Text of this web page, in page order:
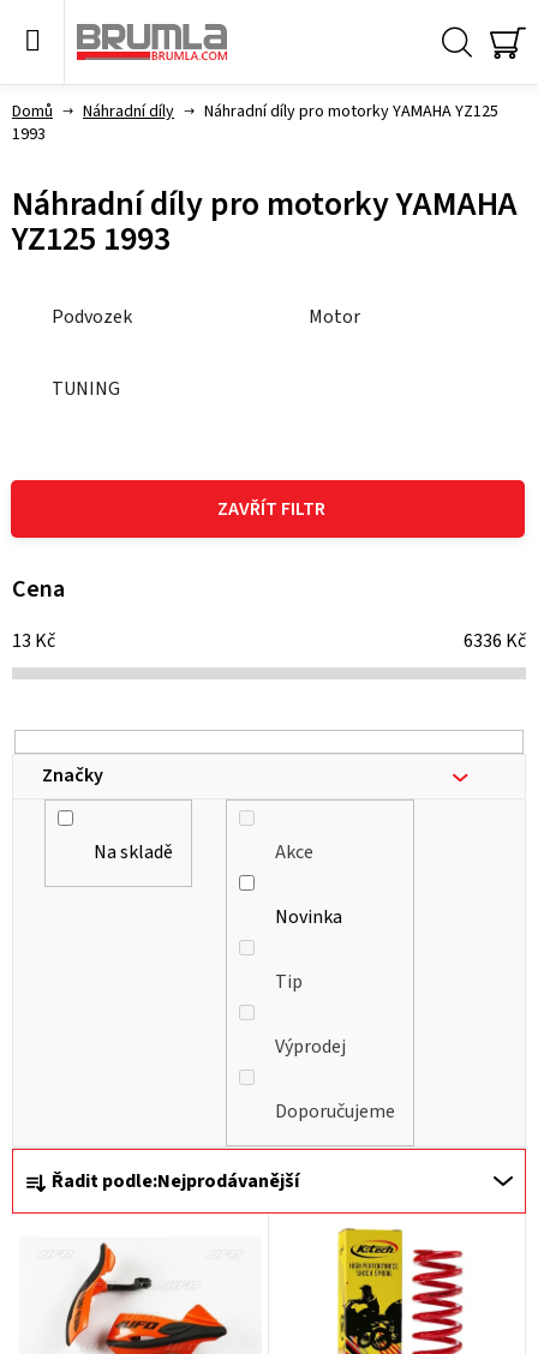
Domů Náhradní díly
Náhradní díly pro motorky YAMAHA YZ125
1993
Náhradní díly pro motorky YAMAHA
YZ125 1993
Podvozek Motor
TUNING
Ř
a
Řadit podle:Nejprodávanější
ZAVŘÍT FILTR
Cena
13 Kč 6336 Kč
Na skladě Akce
Novinka
Tip
Výprodej
Doporučujeme
Značky
V
p
i
p
r
o
d